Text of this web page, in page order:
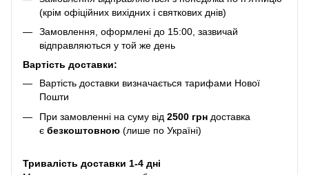
(крім офіційних вихідних і святкових днів)
Замовлення, оформлені до 15:00, зазвичай
відправляються у той же день
Вартість доставки:
Вартість доставки визначається тарифами Нової
Пошти
При замовленні на суму від 2500 грн доставка
є безкоштовною (лише по Україні)
Тривалість доставки 1-4 дні